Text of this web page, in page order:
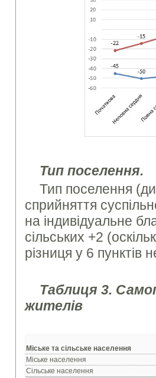
Тип поселення.
Тип поселення
сприйняття
на індивідуальне
сільських +2
різниця у 6 пунктів
Таблиця 3.
жителів
Міське та сільське населення
Міське населення
Сільське населення